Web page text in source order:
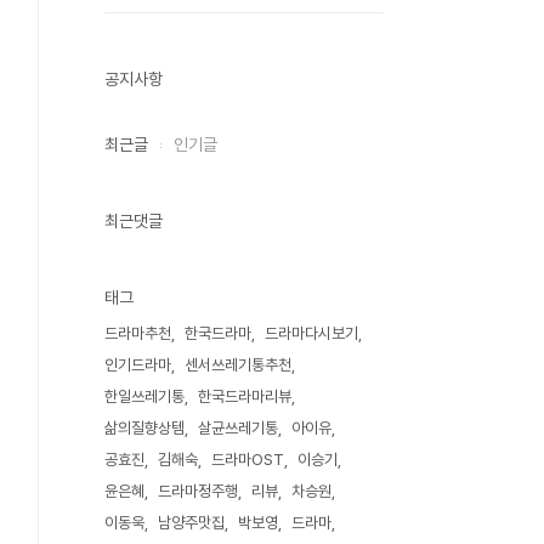
공지사항
최근글 인기글
최근댓글
태그
드라마추천 한국드라마
드라마다시보기
인기드라마
센서쓰레기통추천
한일쓰레기통
한국드라마리뷰
삶의질향상템
살균쓰레기통
아이유
공효진
김해숙 드라마OST
이승기
윤은혜
드라마정주행 리뷰
차승원
이동욱
남양주맛집 박보영 드라마